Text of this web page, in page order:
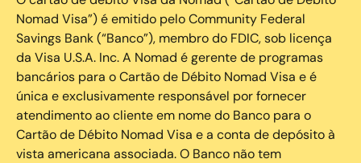
Nomad Visa”) é emitido pelo Community Federal
Savings Bank (“Banco”), membro do FDIC, sob licença
da Visa U.S.A. Inc. A Nomad é gerente de programas
bancários para o Cartão de Débito Nomad Visa e é
única e exclusivamente responsável por fornecer
atendimento ao cliente em nome do Banco para o
Cartão de Débito Nomad Visa e a conta de depósito à
vista americana associada. O Banco não tem